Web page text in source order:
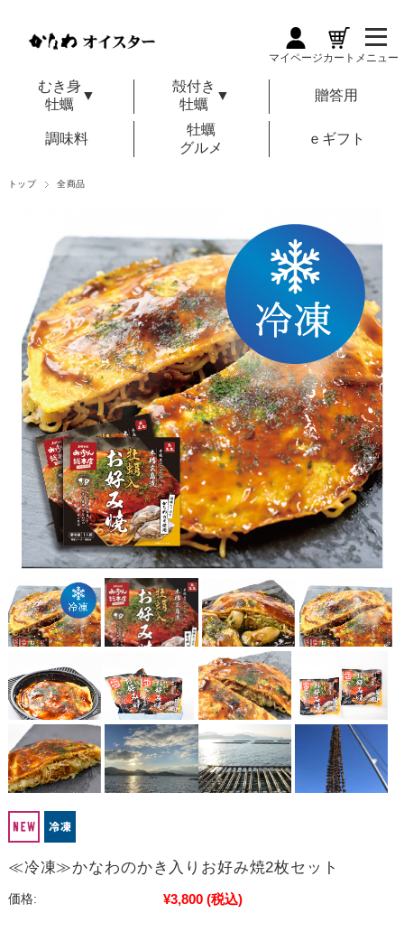
マイページカート メニュー
むき身
牡蠣
▼
殻付き
牡蠣
▼ 贈答用
調味料
牡蠣
グルメ
ｅギフト
トップ 全商品
≪冷凍≫かなわのかき入りお好み焼2枚セット
価格: ¥3,800 (税込)